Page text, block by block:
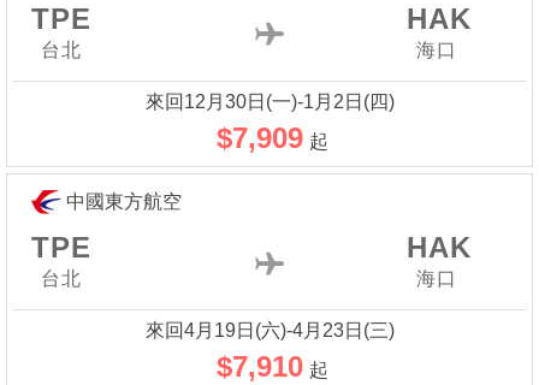
TPE
台北
HAK
海口
來回12月30日(一)-1月2日(四)
$7,909 起
中國東方航空
TPE
台北
HAK
海口
來回4月19日(六)-4月23日(三)
$7,910 起